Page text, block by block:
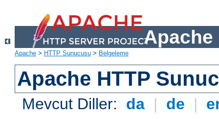
Apache
Apache > HTTP Sunucusu > Belgeleme
Apache HTTP
Mevcut Diller: da | de |